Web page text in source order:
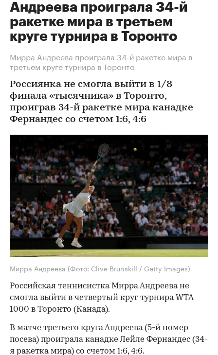
Андреева проиграла 34-й
ракетке мира в третьем
круге турнира в Торонто
Мирра Андреева проиграла 34-й ракетке мира в
третьем круге турнира в Торонто
Россиянка не смогла выйти в 1/8
финала «тысячника» в Торонто,
проиграв 34-й ракетке мира канадке
Фернандес со счетом 1:6, 4:6
Мирра Андреева (Фото: Clive Brunskill / Getty Images)
Российская теннисистка Мирра Андреева не
смогла выйти в четвертый круг турнира WTA
1000 в Торонто (Канада).
В матче третьего круга Андреева (5-й номер
посева) проиграла канадке Лейле Фернандес (34-
я ракетка мира) со счетом 1:6, 4:6.